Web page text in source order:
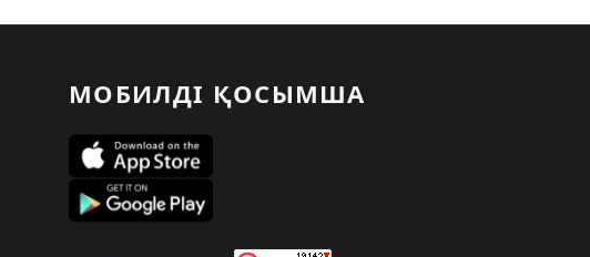
МОБИЛДІ ҚОСЫМША